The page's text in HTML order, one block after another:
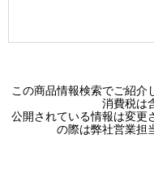
この商品情報検索でご紹介
消費税は
公開されている情報は変更
の際は弊社営業担